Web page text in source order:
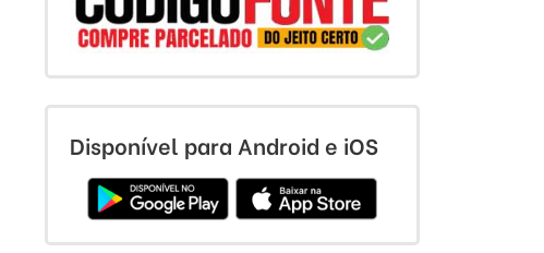
Disponível para Android e iOS